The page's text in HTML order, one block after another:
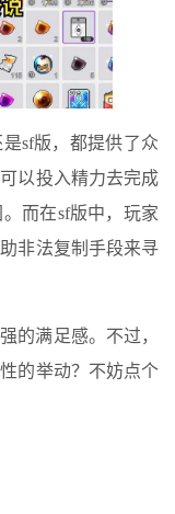
sf版，都提供了众
以投入精力去完成
而在sf版中，玩家
非法复制手段来寻
的满足感。不过，
的举动？不妨点个